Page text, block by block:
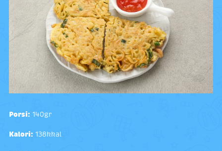
Porsi: 140gr
Kalori: 138kkal